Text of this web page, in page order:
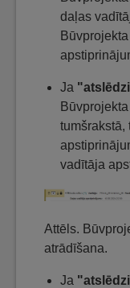
daļas
Ja
tumšrakstā,
vadītāja
Attēls.
atrādīšana.
Ja